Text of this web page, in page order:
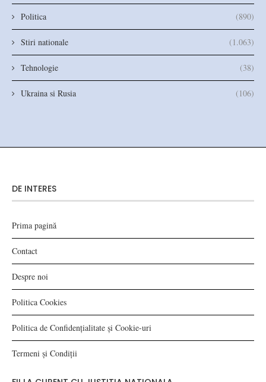
Politica (890)
Stiri nationale (1.063)
Tehnologie (38)
Ukraina si Rusia (106)
DE INTERES
Prima pagină
Contact
Despre noi
Politica Cookies
Politica de Confidențialitate și Cookie-uri
Termeni și Condiții